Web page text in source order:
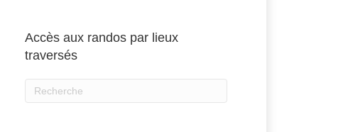
Accès aux randos par lieux
traversés